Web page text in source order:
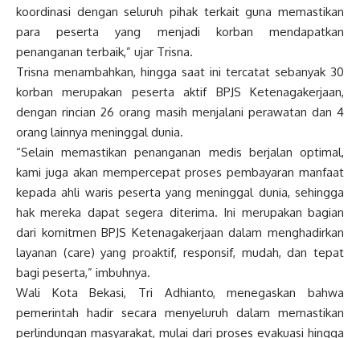
koordinasi dengan seluruh pihak terkait guna memastikan
para peserta yang menjadi korban mendapatkan
penanganan terbaik,” ujar Trisna.
Trisna menambahkan, hingga saat ini tercatat sebanyak 30
korban merupakan peserta aktif BPJS Ketenagakerjaan,
dengan rincian 26 orang masih menjalani perawatan dan 4
orang lainnya meninggal dunia.
“Selain memastikan penanganan medis berjalan optimal,
kami juga akan mempercepat proses pembayaran manfaat
kepada ahli waris peserta yang meninggal dunia, sehingga
hak mereka dapat segera diterima. Ini merupakan bagian
dari komitmen BPJS Ketenagakerjaan dalam menghadirkan
layanan (care) yang proaktif, responsif, mudah, dan tepat
bagi peserta,” imbuhnya.
Wali Kota Bekasi, Tri Adhianto, menegaskan bahwa
pemerintah hadir secara menyeluruh dalam memastikan
perlindungan masyarakat, mulai dari proses evakuasi hingga